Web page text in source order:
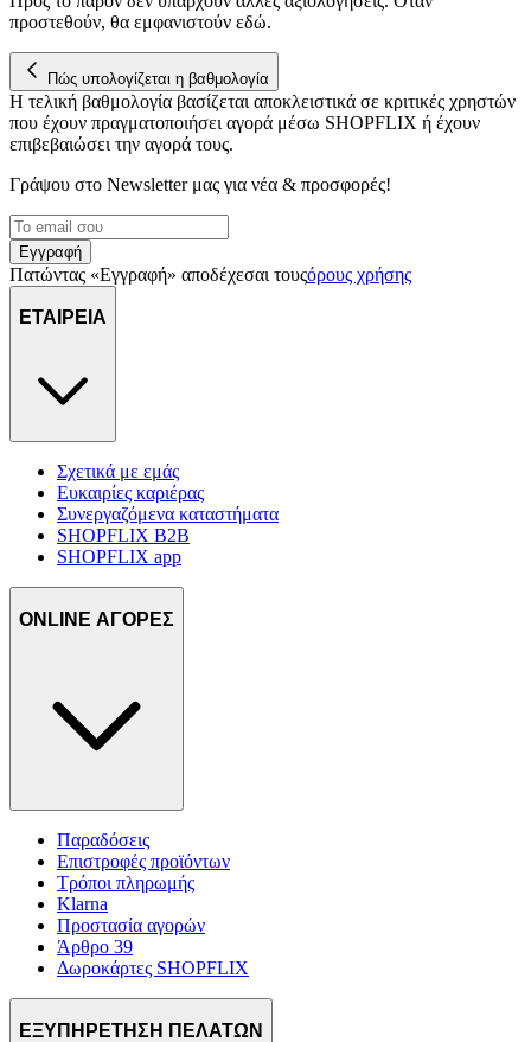
για να αποθηκεύουμε και να έχουμε πρόσβαση σε πληροφορίες
διαφημίσεων και περιεχομένου, τις μετρήσεις σχετικά με
διαφημίσεις και περιεχόμενο, την καλύτερη εικόνα του κοινού
μας και την ανάπτυξη προϊόντων. Επίσης, κοινοποιούμε
πληροφορίες σχετικά με την από μέρους σας χρήση της
τοποθεσίας μας στους συνεργάτες μέσων κοινωνικής
δικτύωσης, διαφημίσεων και ανάλυσης.
προστεθούν, θα εμφανιστούν εδώ.
Πώς υπολογίζεται η βαθμολογία
Η τελική βαθμολογία βασίζεται αποκλειστικά σε κριτικές χρηστών
που έχουν πραγματοποιήσει αγορά μέσω SHOPFLIX ή έχουν
επιβεβαιώσει την αγορά τους.
Γράψου στο Νewsletter μας για νέα & προσφορές!
Εγγραφή
Πατώντας «Εγγραφή» αποδέχεσαι τουςόρους χρήσης
ΕΤΑΙΡΕΙΑ
Σχετικά με εμάς
Ευκαιρίες καριέρας
Συνεργαζόμενα καταστήματα
SHOPFLIX B2B
SHOPFLIX app
ONLINE ΑΓΟΡΕΣ
Παραδόσεις
Επιστροφές προϊόντων
Τρόποι πληρωμής
Klarna
Προστασία αγορών
Άρθρο 39
Δωροκάρτες SHOPFLIX
ΕΞΥΠΗΡΕΤΗΣΗ ΠΕΛΑΤΩΝ